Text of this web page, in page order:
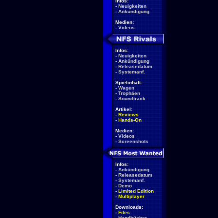
- Neuigkeiten
- Ankündigung
Medien:
- Videos
Infos:
- Neuigkeiten
- Ankündigung
- Releasedatum
- Systemanf.
Spielinhalt:
- Wagen
- Trophäen
- Soundtrack
Artikel:
- Reviews
- Hands-On
Medien:
- Videos
- Screenshots
Infos:
- Ankündigung
- Releasedatum
- Systemanf.
- Demo
- Limited Edition
- Multiplayer
Downloads:
- Files